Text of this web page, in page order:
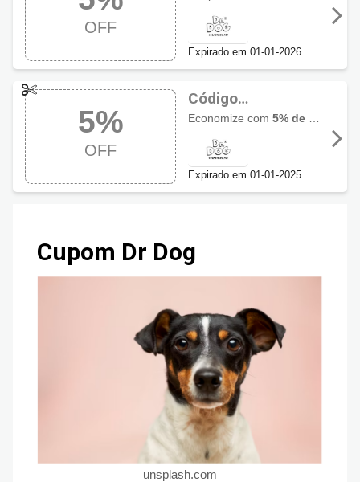
OFF
Dr Dog
Cosméticos
Expirado em 01-01-2026
5%
OFF
Código
promocional Dr
Dog Cosméticos
com 5% OFF
Economize com5% de desconto em Cuidado e Bem estar pet na Loja Dr. Dog
Expirado em 01-01-2025
Cupom Dr Dog
unsplash.com